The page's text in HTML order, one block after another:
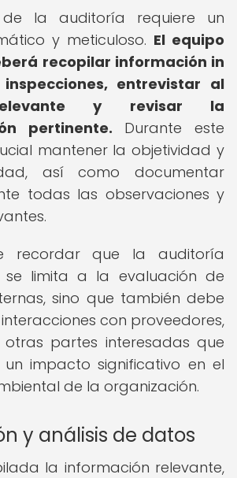
de la auditoría requiere un
y meticuloso. El equipo
recopilar información in
entrevistar al
y revisar la
pertinente. Durante este
mantener la objetividad y
así como documentar
todas las observaciones y
recordar que la auditoría
limita a la evaluación de
sino que también debe
con proveedores,
partes interesadas que
impacto significativo en el
de la organización.
y análisis de datos
la información relevante,